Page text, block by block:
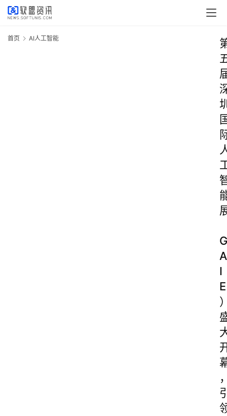
首页 AI人工智能
G
A
I
E